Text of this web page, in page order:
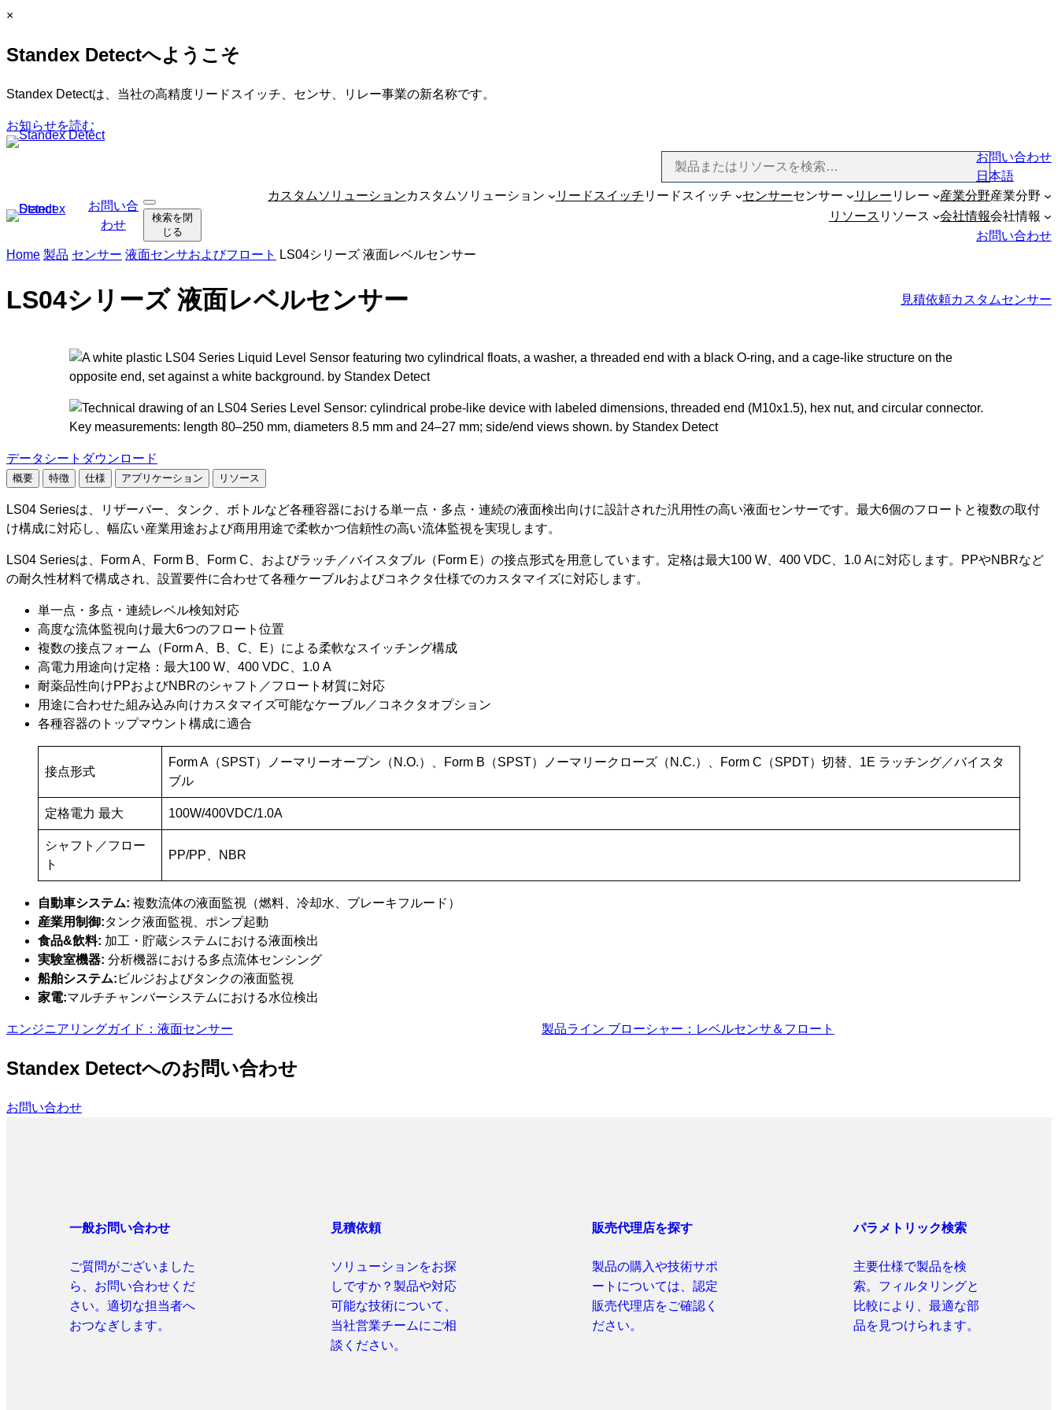
内
を
キ
プ
C
o
e
×
Standex Detectへようこそ
Standex Detectは、当社の高精度リードスイッチ、センサ、リレー事業の新名称です。
お知らせを読む
お問い合わせ
日本語
お問い合
わせ
検
索
開
検索を閉
じる
ビ
ー
ョ
ン
キ
ッ
カスタムソリューションカスタムソリューション リードスイッチ リードスイッチ センサーセンサー リレー リレー 産業分野産業分野
リソース リソース 会社情報会社情報
お問い合わせ
Home 製品 センサー 液面センサおよびフロート LS04シリーズ 液面レベルセンサー
LS04シリーズ 液面レベルセンサー 見積依頼カスタムセンサー
データシートダウンロード
概要 特徴 仕様 アプリケーション リソース
LS04 Seriesは、リザーバー、タンク、ボトルなど各種容器における単一点・多点・連続の液面検出向けに設計された汎用性の高い液面センサーです。最大6個のフロートと複数の取付
け構成に対応し、幅広い産業用途および商用用途で柔軟かつ信頼性の高い流体監視を実現します。
LS04 Seriesは、Form A、Form B、Form C、およびラッチ／バイスタブル（Form E）の接点形式を用意しています。定格は最大100 W、400 VDC、1.0 Aに対応します。PPやNBRなど
の耐久性材料で構成され、設置要件に合わせて各種ケーブルおよびコネクタ仕様でのカスタマイズに対応します。
単一点・多点・連続レベル検知対応
高度な流体監視向け最大6つのフロート位置
複数の接点フォーム（Form A、B、C、E）による柔軟なスイッチング構成
高電力用途向け定格：最大100 W、400 VDC、1.0 A
耐薬品性向けPPおよびNBRのシャフト／フロート材質に対応
用途に合わせた組み込み向けカスタマイズ可能なケーブル／コネクタオプション
各種容器のトップマウント構成に適合
接点形式
Form A（SPST）ノーマリーオープン（N.O.）、Form B（SPST）ノーマリークローズ（N.C.）、Form C（SPDT）切替、1E ラッチング／バイスタ
ブル
定格電力 最大 100W/400VDC/1.0A
シャフト／フロー
ト
PP/PP、NBR
自動車システム: 複数流体の液面監視（燃料、冷却水、ブレーキフルード）
産業用制御:タンク液面監視、ポンプ起動
食品&飲料: 加工・貯蔵システムにおける液面検出
実験室機器: 分析機器における多点流体センシング
船舶システム: ビルジおよびタンクの液面監視
家電:マルチチャンバーシステムにおける水位検出
エンジニアリングガイド：液面センサー 製品ライン ブローシャー：レベルセンサ＆フロート
Standex Detectへのお問い合わせ
お問い合わせ
一般お問い合わせ
ご質問がございました
ら、お問い合わせくだ
さい。適切な担当者へ
おつなぎします。
見積依頼
ソリューションをお探
しですか？製品や対応
可能な技術について、
当社営業チームにご相
談ください。
販売代理店を探す
製品の購入や技術サポ
ートについては、認定
販売代理店をご確認く
ださい。
パラメトリック検索
主要仕様で製品を検
索。フィルタリングと
比較により、最適な部
品を見つけられます。